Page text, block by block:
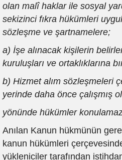
olan malî haklar ile sosyal
sekizinci fıkra hükümleri
sözleşme ve şartnamelere;
a) İşe alınacak kişilerin
kuruluşları ve ortaklıklarına
b) Hizmet alım sözleşmeleri
yerinde daha önce çalışmış
yönünde hükümler
Anılan Kanun hükmünün
kanun hükümleri
yükleniciler tarafından